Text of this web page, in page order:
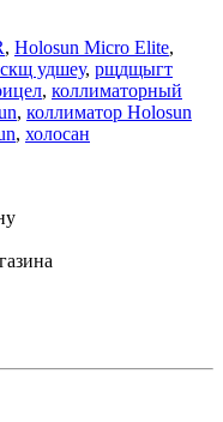
, Holosun Micro Elite,
удшеу, рщдщыгт
, коллиматорный
, коллиматор Holosun
, холосан